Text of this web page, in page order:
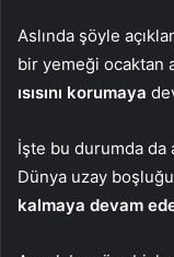
Aslında şöyle
bir yemeği ocaktan
ısısını korumaya
İşte bu durumda da
Dünya uzay
kalmaya devam